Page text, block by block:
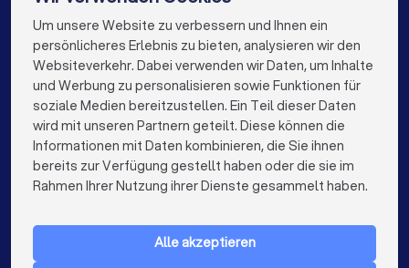
Coaches in Stuttgart
Coaches in Düsseldorf
Coaches in Dortmund
Coaches in Essen
Coaches in Bremen
Coaches in Nürnberg
Coaches in Dresden
Coaches in Hannover
Coaches in Leipzig
Coaches in Duisburg
Coaches in Bielefeld
Coaches in Bonn
Die besten Coaches für Sie
info@trustlocal.de
FÜR PRIVATPERSONEN
Um unsere Website zu verbessern und Ihnen ein
persönlicheres Erlebnis zu bieten, analysieren wir den
Websiteverkehr. Dabei verwenden wir Daten, um Inhalte
und Werbung zu personalisieren sowie Funktionen für
soziale Medien bereitzustellen. Ein Teil dieser Daten
wird mit unseren Partnern geteilt. Diese können die
Informationen mit Daten kombinieren, die Sie ihnen
bereits zur Verfügung gestellt haben oder die sie im
Rahmen Ihrer Nutzung ihrer Dienste gesammelt haben.
Alle akzeptieren